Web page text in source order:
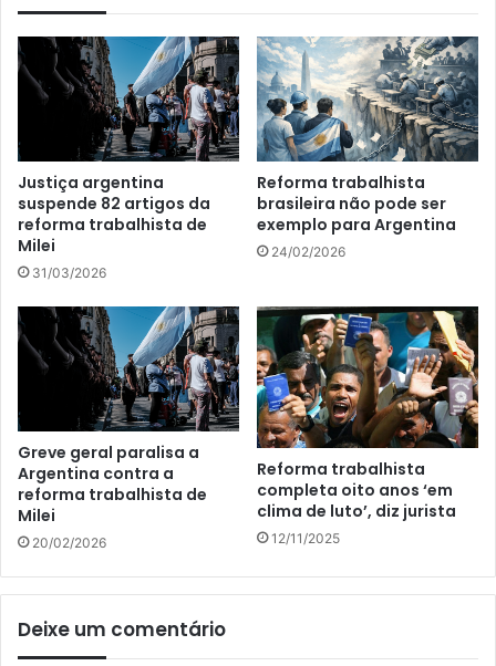
Justiça argentina
suspende 82 artigos da
reforma trabalhista de
Milei
31/03/2026
Reforma trabalhista
brasileira não pode ser
exemplo para Argentina
24/02/2026
Greve geral paralisa a
Argentina contra a
reforma trabalhista de
Milei
20/02/2026
Reforma trabalhista
completa oito anos ‘em
clima de luto’, diz jurista
12/11/2025
Deixe um comentário